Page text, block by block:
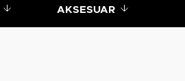
AKSESUAR